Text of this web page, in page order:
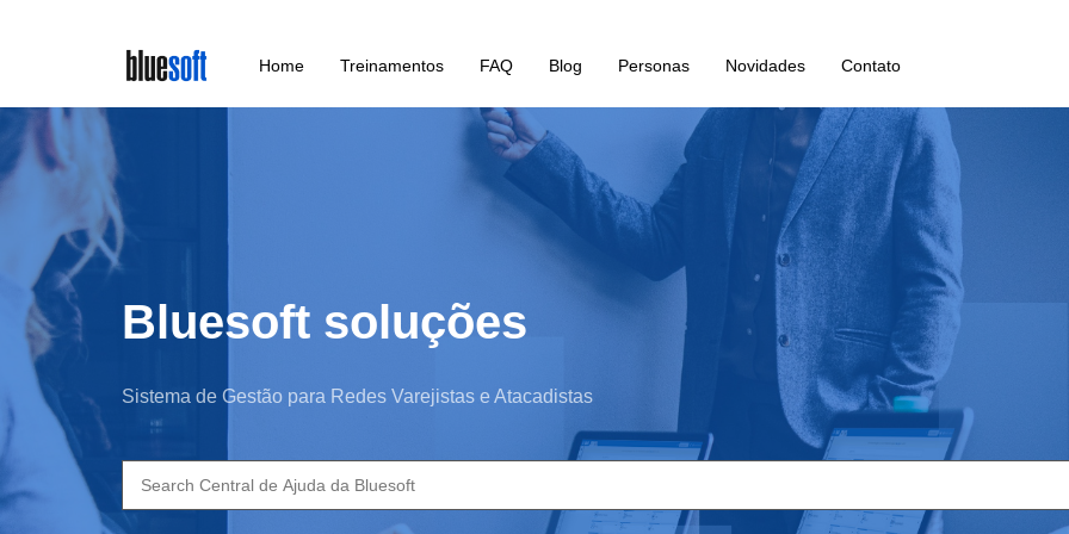
main
content
Home Treinamentos FAQ Blog Personas Novidades Contato
Bluesoft soluções
Sistema de Gestão para Redes Varejistas e Atacadistas
Search
for: